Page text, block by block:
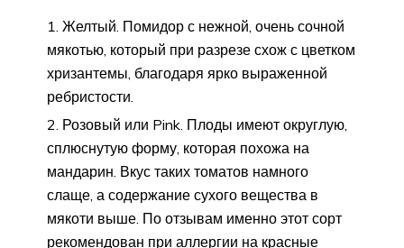
Желтый. Помидор с нежной, очень сочной
мякотью, который при разрезе схож с цветком
хризантемы, благодаря ярко выраженной
ребристости.
Розовый или Pink. Плоды имеют округлую,
сплюснутую форму, которая похожа на
мандарин. Вкус таких томатов намного
слаще, а содержание сухого вещества в
мякоти выше. По отзывам именно этот сорт
рекомендован при аллергии на красные